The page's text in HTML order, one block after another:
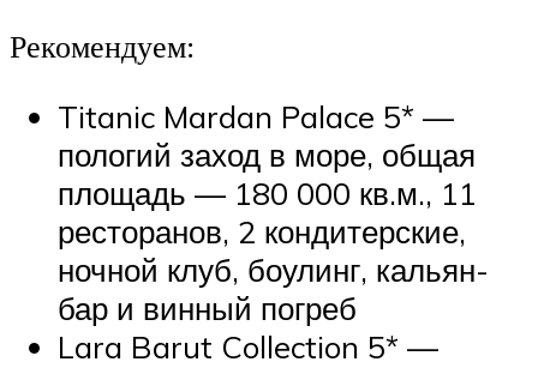
Рекомендуем:
Titanic Mardan Palace 5* —
пологий заход в море, общая
площадь — 180 000 кв.м., 11
ресторанов, 2 кондитерские,
ночной клуб, боулинг, кальян-
бар и винный погреб
Lara Barut Collection 5* —